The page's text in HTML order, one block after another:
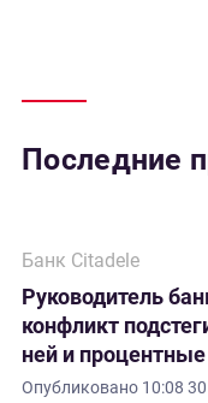
Последние
Банк Citadele
Руководитель
конфликт
ней и
Опубликовано 10:08